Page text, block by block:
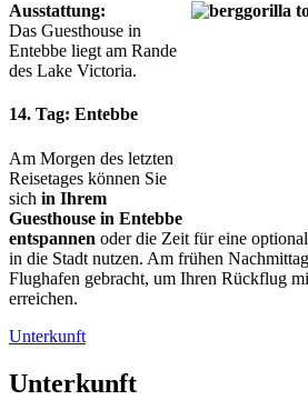
Ausstattung:
Das Guesthouse in
Entebbe liegt am Rande
des Lake Victoria.
14. Tag: Entebbe
Am Morgen des letzten
Reisetages können Sie
sich in Ihrem
Guesthouse in Entebbe
entspannen oder die Zeit für eine
in die Stadt nutzen. Am frühen
Flughafen gebracht, um Ihren Rückflug
erreichen.
Unterkunft
Unterkunft